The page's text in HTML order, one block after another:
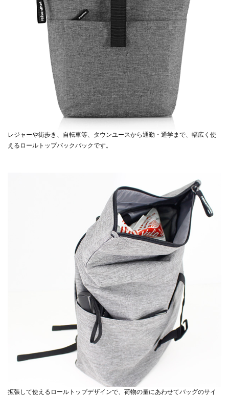
レジャーや街歩き、自転車等、タウンユースから通勤・通学まで、幅広く使
えるロールトップバックパックです。
拡張して使えるロールトップデザインで、荷物の量にあわせてバッグのサイ